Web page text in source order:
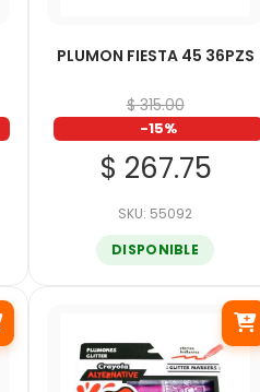
PLUMON FIESTA 45 36PZS
$ 315.00
-15%
$ 267.75
SKU: 55092
DISPONIBLE